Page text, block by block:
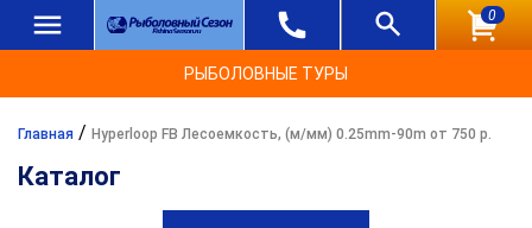
0
РЫБОЛОВНЫЕ ТУРЫ
Главная / Hyperloop FB Лесоемкость, (м/мм) 0.25mm-90m от 750 р.
Каталог